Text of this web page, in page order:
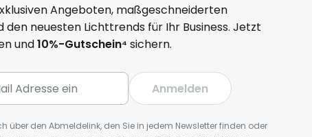
Angeboten, maßgeschneiderten
neuesten Lichttrends für Ihr Business. Jetzt
und10%-Gutschein⁴ sichern.
Anmelden
über den Abmeldelink, den Sie in jedem Newsletter finden oder